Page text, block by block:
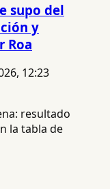
supo del
y
Roa
12:23